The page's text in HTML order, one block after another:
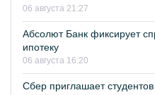
06 августа 21:27
Абсолют Банк фиксирует
ипотеку
06 августа 16:20
Сбер приглашает